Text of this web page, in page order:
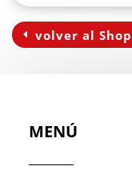
volver al
MENÚ